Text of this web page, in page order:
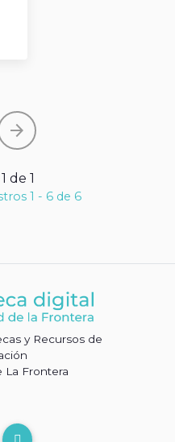
arrow_forward
de 1
1 - 6 de 6
y Recursos de
La Frontera